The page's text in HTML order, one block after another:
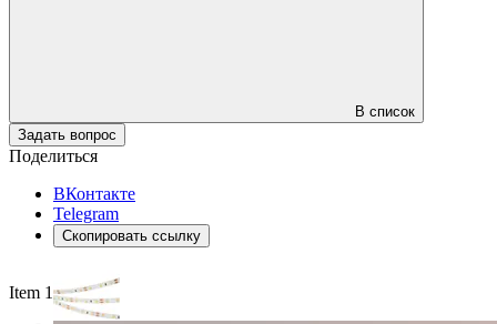
В список
Задать вопрос
Поделиться
ВКонтакте
Telegram
Скопировать ссылку
Item 1 of 3